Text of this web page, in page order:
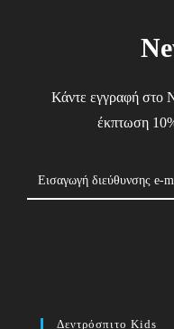
Κάντε εγγραφή στο
έκπτωση
Δεντρόσπιτο Kids